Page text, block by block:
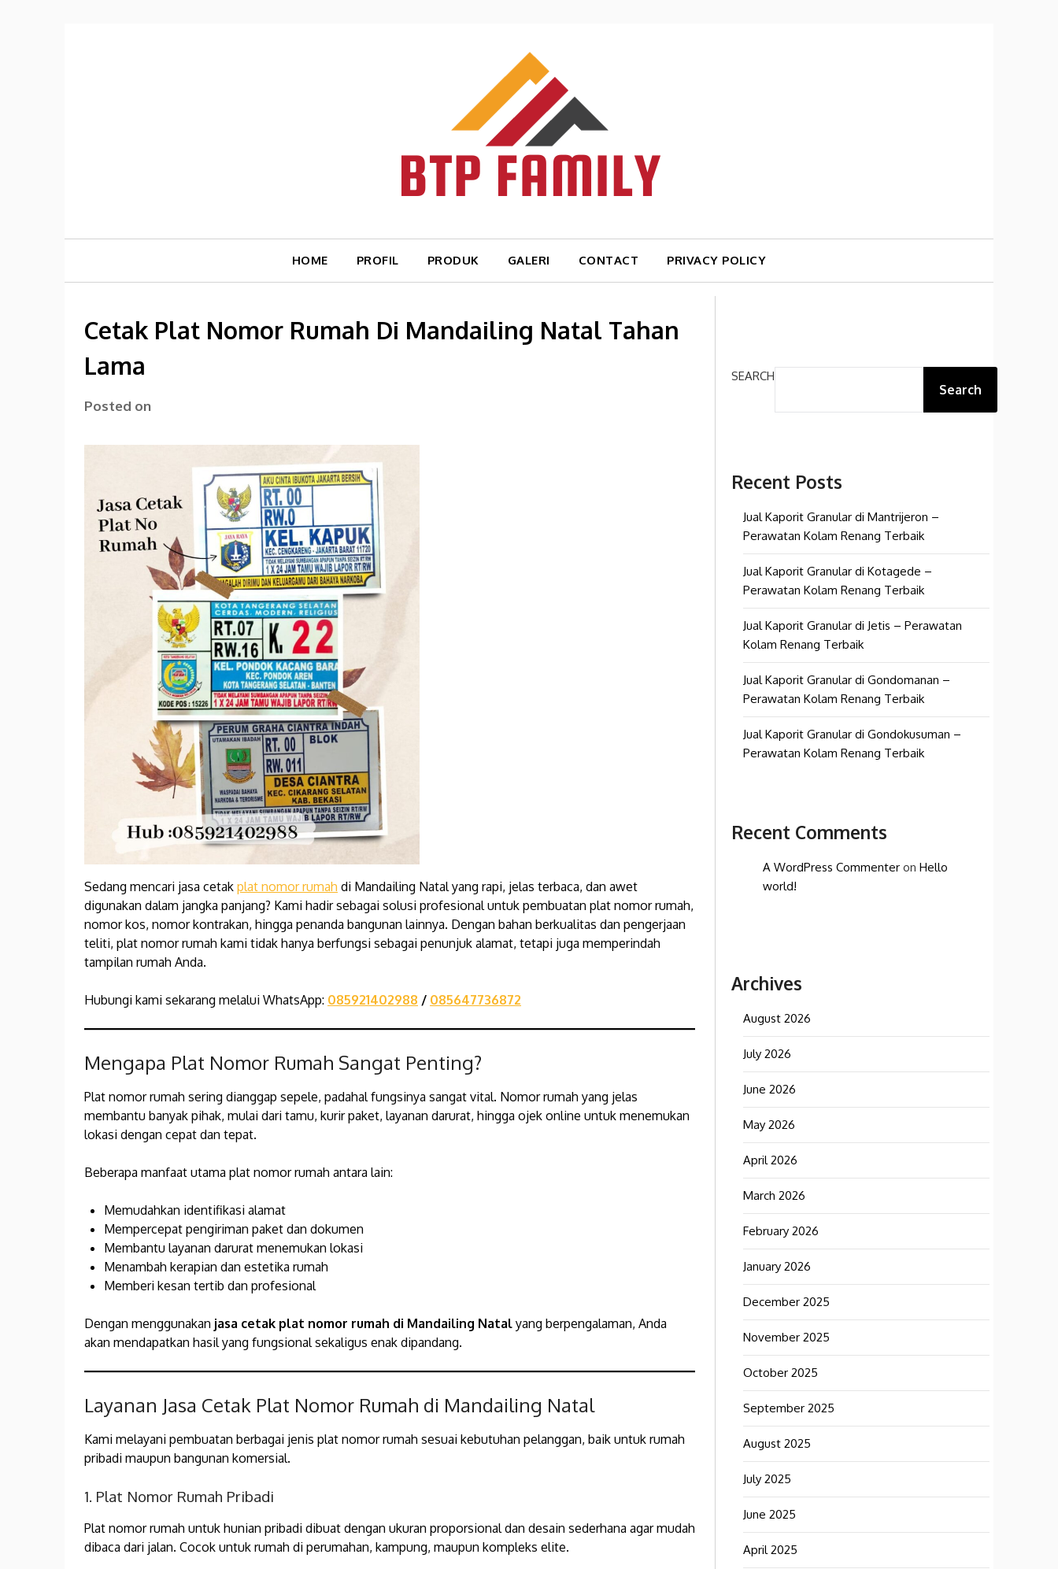
HOME PROFIL PRODUK GALERI CONTACT PRIVACY POLICY
Cetak Plat Nomor Rumah Di Mandailing Natal Tahan
Lama
Posted on
Sedang mencari jasa cetak plat nomor rumah di Mandailing Natal yang rapi, jelas terbaca, dan awet
digunakan dalam jangka panjang? Kami hadir sebagai solusi profesional untuk pembuatan plat nomor rumah,
nomor kos, nomor kontrakan, hingga penanda bangunan lainnya. Dengan bahan berkualitas dan pengerjaan
teliti, plat nomor rumah kami tidak hanya berfungsi sebagai penunjuk alamat, tetapi juga memperindah
tampilan rumah Anda.
Hubungi kami sekarang melalui WhatsApp: 085921402988 / 085647736872
Mengapa Plat Nomor Rumah Sangat Penting?
Plat nomor rumah sering dianggap sepele, padahal fungsinya sangat vital. Nomor rumah yang jelas
membantu banyak pihak, mulai dari tamu, kurir paket, layanan darurat, hingga ojek online untuk menemukan
lokasi dengan cepat dan tepat.
Beberapa manfaat utama plat nomor rumah antara lain:
Memudahkan identifikasi alamat
Mempercepat pengiriman paket dan dokumen
Membantu layanan darurat menemukan lokasi
Menambah kerapian dan estetika rumah
Memberi kesan tertib dan profesional
Dengan menggunakan jasa cetak plat nomor rumah di Mandailing Natal yang berpengalaman, Anda
akan mendapatkan hasil yang fungsional sekaligus enak dipandang.
Layanan Jasa Cetak Plat Nomor Rumah di Mandailing Natal
Kami melayani pembuatan berbagai jenis plat nomor rumah sesuai kebutuhan pelanggan, baik untuk rumah
pribadi maupun bangunan komersial.
1. Plat Nomor Rumah Pribadi
Plat nomor rumah untuk hunian pribadi dibuat dengan ukuran proporsional dan desain sederhana agar mudah
dibaca dari jalan. Cocok untuk rumah di perumahan, kampung, maupun kompleks elite.
SEARCH
Search
Recent Posts
Jual Kaporit Granular di Mantrijeron –
Perawatan Kolam Renang Terbaik
Jual Kaporit Granular di Kotagede –
Perawatan Kolam Renang Terbaik
Jual Kaporit Granular di Jetis – Perawatan
Kolam Renang Terbaik
Jual Kaporit Granular di Gondomanan –
Perawatan Kolam Renang Terbaik
Jual Kaporit Granular di Gondokusuman –
Perawatan Kolam Renang Terbaik
Recent Comments
A WordPress Commenter on Hello
world!
Archives
August 2026
July 2026
June 2026
May 2026
April 2026
March 2026
February 2026
January 2026
December 2025
November 2025
October 2025
September 2025
August 2025
July 2025
June 2025
April 2025